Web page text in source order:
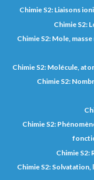
Chimie S2: Liaisons
Chimie S2:
Chimie S2: Mole,
Chimie S2: Molécule,
Chimie S2:
Chimie S2:
Chimie S2:
Chimie S2: